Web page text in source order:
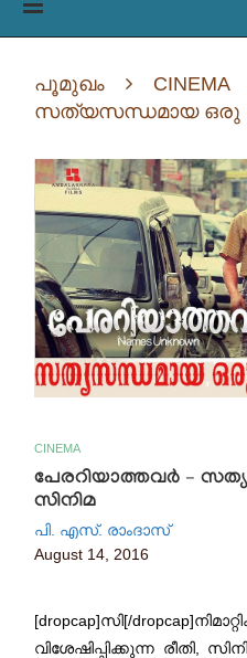
പൂമുഖം CINEMA
സത്യസന്ധമായ ഒരു
CINEMA
പേരറിയാത്തവർ –
സിനിമ
പി. എസ്. രാംദാസ്
August 14, 2016
[dropcap]സി[/
വിശേഷിപ്പിക്കുന്ന രീതി,